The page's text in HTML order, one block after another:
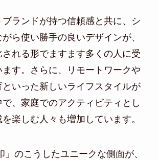
ランドが持つ信頼感と共に、シ
ら使い勝手の良いデザインが、
れる形でますます多くの人に受
す。さらに、リモートワークや
いった新しいライフスタイルが
、家庭でのアクティビティとし
楽しむ人々も増加しています。
」のこうしたユニークな側面が、